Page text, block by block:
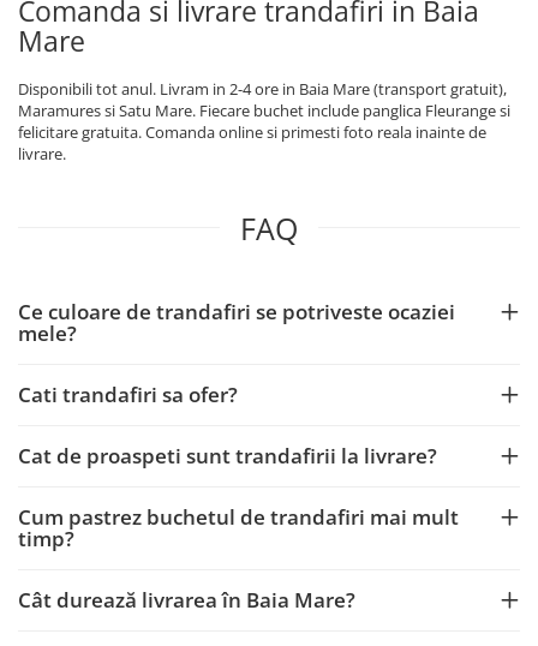
Comanda si livrare trandafiri in Baia
Mare
Disponibili tot anul. Livram in 2-4 ore in Baia Mare (transport gratuit),
Maramures si Satu Mare. Fiecare buchet include panglica Fleurange si
felicitare gratuita. Comanda online si primesti foto reala inainte de
livrare.
FAQ
Ce culoare de trandafiri se potriveste ocaziei
mele?
Cati trandafiri sa ofer?
Cat de proaspeti sunt trandafirii la livrare?
Cum pastrez buchetul de trandafiri mai mult
timp?
Cât durează livrarea în Baia Mare?